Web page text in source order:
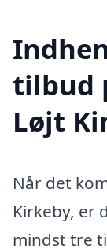
tilbud
Løjt
Når det
Kirkeby, er
mindst tre